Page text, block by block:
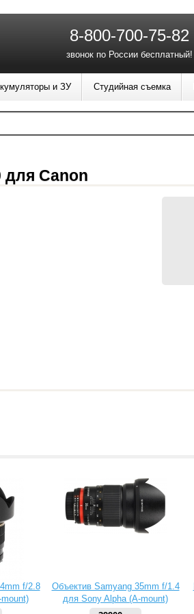
для Canon
f/2.8
Объектив Samyang 35mm f/1.4
для Sony Alpha (A-mount)
8-800-700-75-82
звонок по России бесплатный!
и ЗУ Студийная съемка